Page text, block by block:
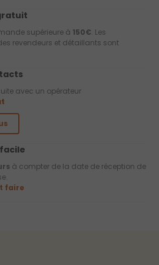
supérieure à 150€. Les
revendeurs et détaillants sont
avec un opérateur
à compter de la date de réception de
faire